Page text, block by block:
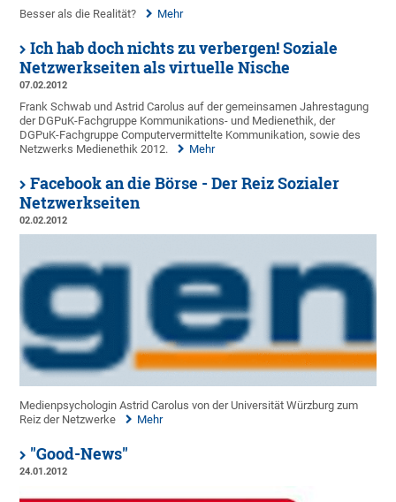
Besser als die Realität? Mehr
Ich hab doch nichts zu verbergen! Soziale
Netzwerkseiten als virtuelle Nische
07.02.2012
Frank Schwab und Astrid Carolus auf der gemeinsamen Jahrestagung
der DGPuK-Fachgruppe Kommunikations- und Medienethik, der
DGPuK-Fachgruppe Computervermittelte Kommunikation, sowie des
Netzwerks Medienethik 2012.
Mehr
Facebook an die Börse - Der Reiz Sozialer
Netzwerkseiten
02.02.2012
Medienpsychologin Astrid Carolus von der Universität Würzburg zum
Reiz der Netzwerke
Mehr
"Good-News"
24.01.2012